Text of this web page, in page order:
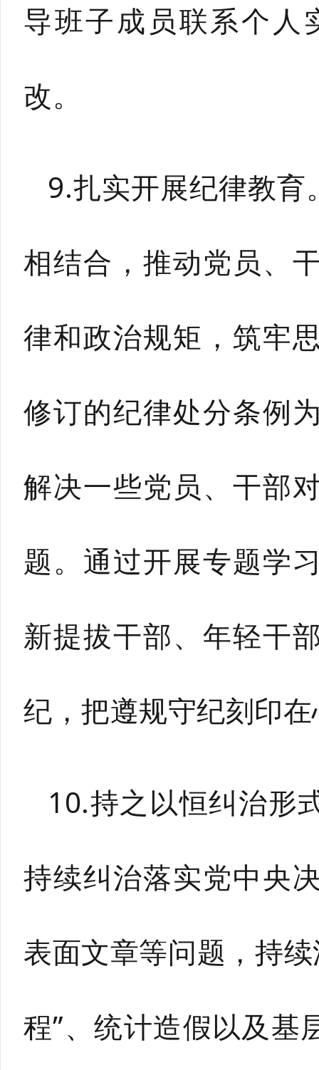
导班子成员联系个人
改。
9.扎实开展纪律教
相结合，推动党员、
律和政治规矩，筑牢
修订的纪律处分条例
解决一些党员、干部
题。通过开展专题学
新提拔干部、年轻干
纪，把遵规守纪刻印
10.持之以恒纠治形
持续纠治落实党中央
表面文章等问题，持续
程”、统计造假以及基